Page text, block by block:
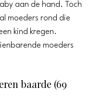
aan de hand. Toch
moeders rond die
kind kregen.
moeders
baarde (69